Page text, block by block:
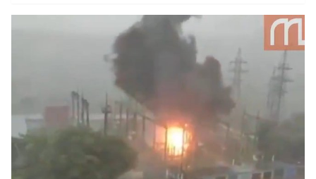
uważać.Ostatni dzień czerwca ponownie upłynie pod
znakiem burz. Przygotować trzeba się na silne
wyładowania atmosferyczne.IMGW w związku z
prognozą pogody i realnym zagrożeniem zdecydowano
o wydaniu alertów II i I stopnia. Szczególnie jedna część
kraju narażona jest na silne burze.